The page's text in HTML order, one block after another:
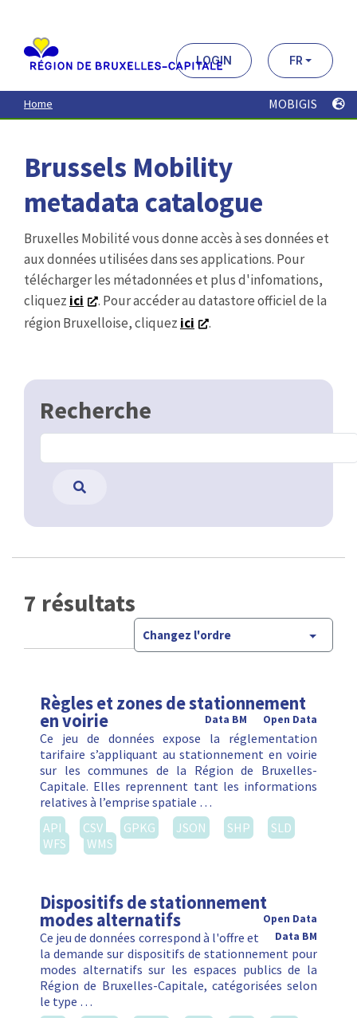
contenu
principal
LOGIN FR
Home MOBIGIS
Brussels Mobility
metadata catalogue
Bruxelles Mobilité vous donne accès à ses données et
aux données utilisées dans ses applications. Pour
télécharger les métadonnées et plus d'infomations,
cliquez ici
. Pour accéder au datastore officiel de la
région Bruxelloise, cliquez ici .
Recherche
7 résultats
Changez l'ordre
Règles et zones de stationnement
en voirie Open Data
Data BM
Ce jeu de données expose la réglementation
tarifaire s’appliquant au stationnement en voirie
sur les communes de la Région de Bruxelles-
Capitale. Elles reprennent tant les informations
relatives à l’emprise spatiale …
API
CSV GPKG JSON SHP
SLD
WFS
WMS
Dispositifs de stationnement
modes alternatifs
Open Data
Data BM
Ce jeu de données correspond à l'offre et
la demande sur dispositifs de stationnement pour
modes alternatifs sur les espaces publics de la
Région de Bruxelles-Capitale, catégorisées selon
le type …